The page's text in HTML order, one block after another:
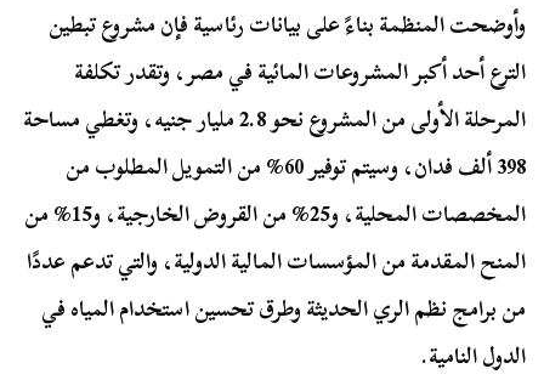
وأوضحت المنظمة بناءً على بيانات رئاسية فإن مشروع تبطين
الترع أحد أكبر المشروعات المائية في مصر، وتقدر تكلفة
المرحلة الأولى من المشروع نحو 2.8 مليار جنيه، وتغطي مساحة
398 ألف فدان، وسيتم توفير 60% من التمويل المطلوب من
المخصصات المحلية، و25% من القروض الخارجية، و15% من
المنح المقدمة من المؤسسات المالية الدولية، والتي تدعم عددًا
من برامج نظم الري الحديثة وطرق تحسين استخدام المياه في
الدول النامية.